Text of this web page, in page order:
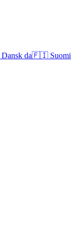
Dansk da🇫🇮 Suomi